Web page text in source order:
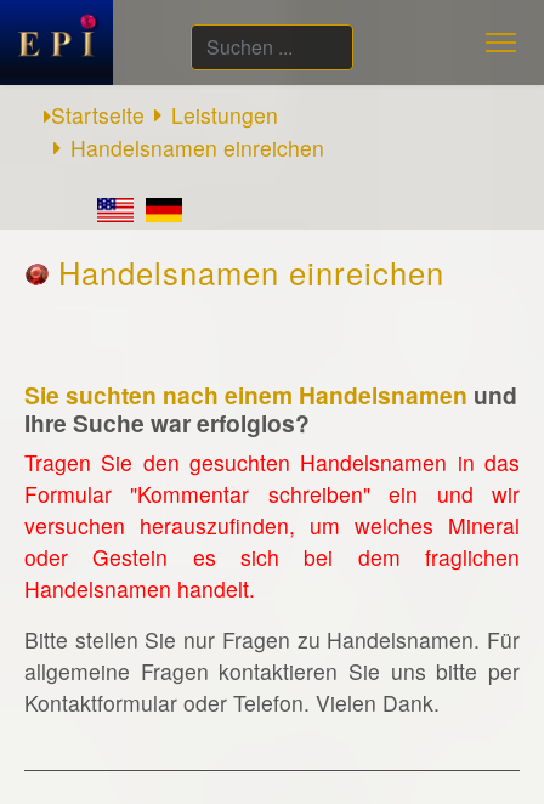
Suchen
...
Startseite
Leistungen
Handelsnamen einreichen
Handelsnamen einreichen
Sie suchten nach einem Handelsnamen und
Ihre Suche war erfolglos?
Tragen Sie den gesuchten Handelsnamen in das
Formular "Kommentar schreiben" ein und wir
versuchen herauszufinden, um welches Mineral
oder Gestein es sich bei dem fraglichen
Handelsnamen handelt.
Bitte stellen Sie nur Fragen zu Handelsnamen. Für
allgemeine Fragen kontaktieren Sie uns bitte per
Kontaktformular oder Telefon. Vielen Dank.